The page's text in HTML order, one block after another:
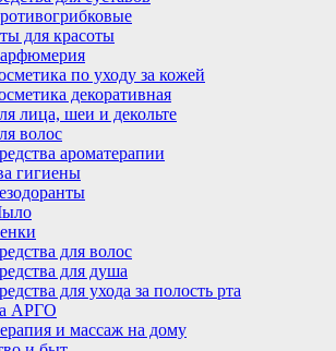
для красоты
по уходу за кожей
декоративная
лица, шеи и декольте
волос
ароматерапии
гигиены
для волос
для душа
для ухода за полость рта
АРГО
и массаж на дому